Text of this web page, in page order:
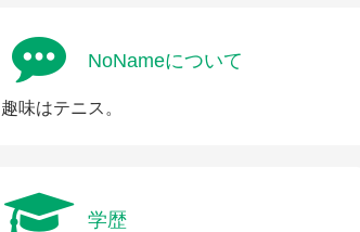
NoNameについて
趣味はテニス。
学歴